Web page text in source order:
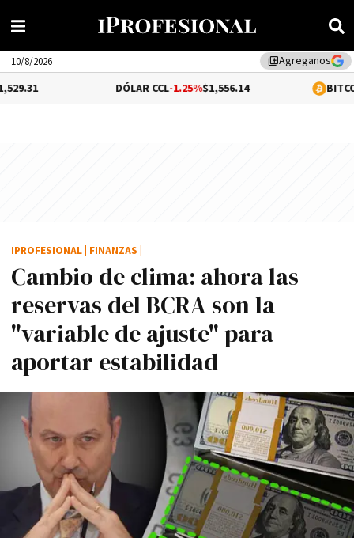
library_addAgreganos
10/8/2026
-1.25%$1,556.14 0.11%
Cambio de clima: ahora las
reservas del BCRA son la
"variable de ajuste" para
aportar estabilidad
IPROFESIONAL FINANZAS